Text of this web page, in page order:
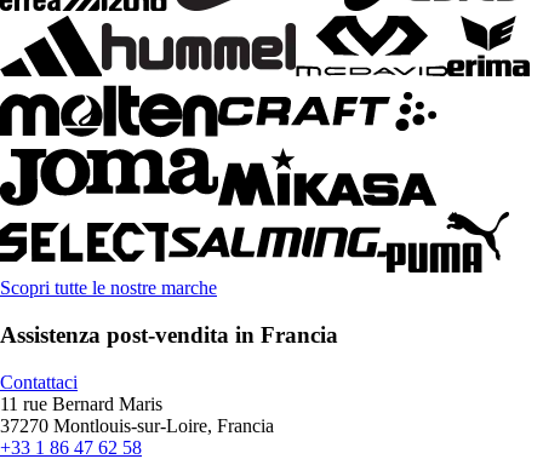
Scopri tutte le nostre marche
Assistenza post-vendita in Francia
Contattaci
11 rue Bernard Maris
37270 Montlouis-sur-Loire, Francia
+33 1 86 47 62 58